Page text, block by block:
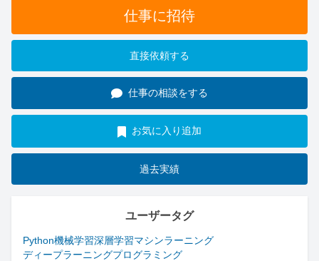
仕事に招待
直接依頼する
仕事の相談をする
お気に入り追加
過去実績
ユーザータグ
Python機械学習深層学習マシンラーニング
ディープラーニングプログラミング